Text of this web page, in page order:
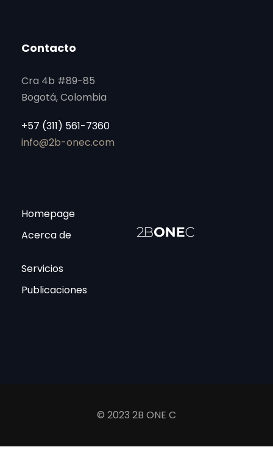
Contacto
Cra 4b #89-85
Bogotá, Colombia
+57 (311) 561-7360
info@2b-onec.com
Homepage
Acerca de
Servicios
Publicaciones
© 2023 2B ONE C